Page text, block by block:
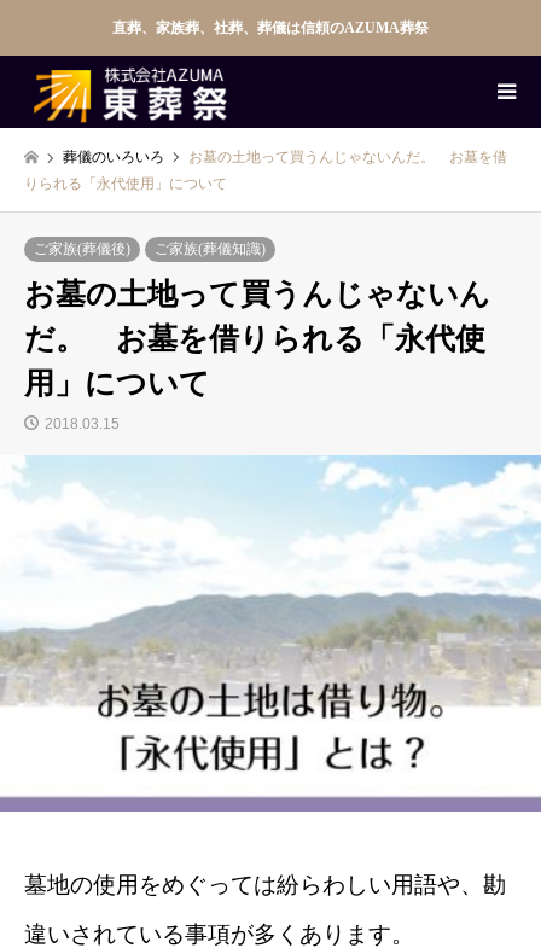
直葬、家族葬、社葬、葬儀は信頼のAZUMA葬祭
葬儀のいろいろ
お墓の土地って買うんじゃないんだ。 お墓を借
りられる「永代使用」について
ご家族(葬儀後) ご家族(葬儀知識)
お墓の土地って買うんじゃないん
だ。 お墓を借りられる「永代使
用」について
2018.03.15
墓地の使用をめぐっては紛らわしい用語や、勘
違いされている事項が多くあります。